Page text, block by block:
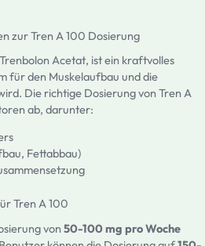
zur Tren A 100 Dosierung
Acetat, ist ein kraftvolles
für den Muskelaufbau und die
Die richtige Dosierung von Tren A
ab, darunter:
Fettabbau)
Tren A 100
von50-100 mg pro Woche